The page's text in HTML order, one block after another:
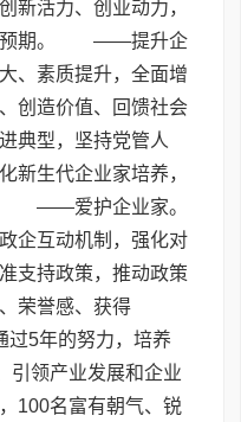
新活力、创业动力，
家预期。 ——提升企
、素质提升，全面增
创造价值、回馈社会
典型，坚持党管人
新生代企业家培养，
——爱护企业家。
企互动机制，强化对
支持政策，推动政策
荣誉感、获得
5年的努力，培养
引领产业发展和企业
100名富有朝气、锐